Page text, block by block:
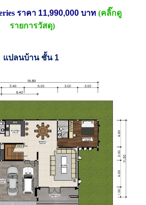
ราคา 11,990,000 บาท (คลิ๊กดู
รายการวัสดุ)
แปลนบ้าน ชั้น 1